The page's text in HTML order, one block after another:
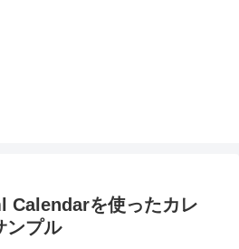
Calendarを使ったカレ
ンプル